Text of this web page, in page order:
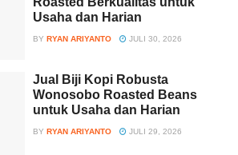
Usaha dan Harian
BY RYAN ARIYANTO JULI 30, 2026
Jual Biji Kopi Robusta
Wonosobo Roasted Beans
untuk Usaha dan Harian
BY RYAN ARIYANTO JULI 29, 2026